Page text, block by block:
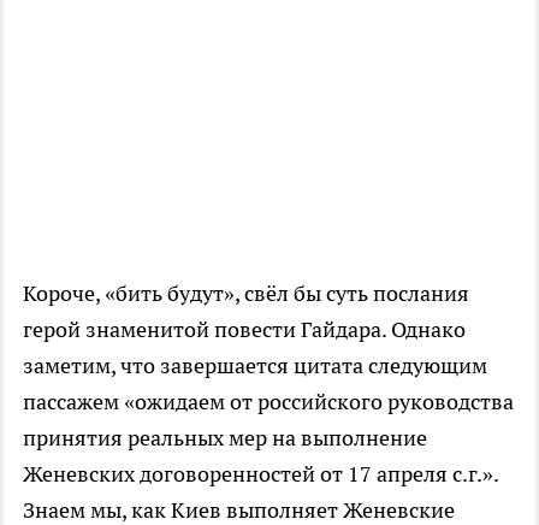
Короче, «бить будут», свёл бы суть послания
герой знаменитой повести Гайдара. Однако
заметим, что завершается цитата следующим
пассажем «ожидаем от российского руководства
принятия реальных мер на выполнение
Женевских договоренностей от 17 апреля с.г.».
Знаем мы, как Киев выполняет Женевские